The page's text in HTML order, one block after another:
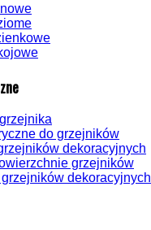
do grzejników
dekoracyjnych
grzejników
grzejników dekoracyjnych